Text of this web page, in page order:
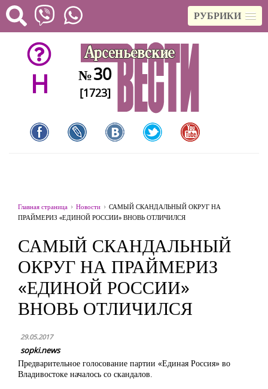
РУБРИКИ
H №30
[1723]
Главная страница Новости
САМЫЙ СКАНДАЛЬНЫЙ ОКРУГ НА
ПРАЙМЕРИЗ «ЕДИНОЙ РОССИИ» ВНОВЬ ОТЛИЧИЛСЯ
САМЫЙ СКАНДАЛЬНЫЙ
ОКРУГ НА ПРАЙМЕРИЗ
«ЕДИНОЙ РОССИИ»
ВНОВЬ ОТЛИЧИЛСЯ
29.05.2017
sopki.news
Предварительное голосование партии «Единая Россия» во
Владивостоке началось со скандалов.